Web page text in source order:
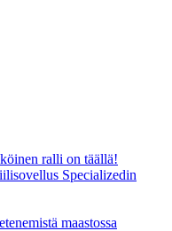
ralli on täällä!
Specializedin
maastossa